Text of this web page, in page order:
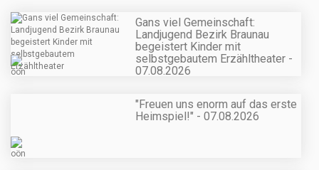
Gans viel Gemeinschaft:
Landjugend Bezirk Braunau
begeistert Kinder mit
selbstgebautem Erzähltheater -
07.08.2026
"Freuen uns enorm auf das erste
Heimspiel!" - 07.08.2026